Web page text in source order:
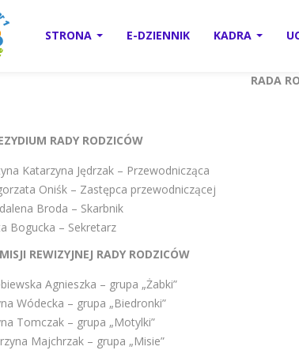
STRONA E-DZIENNIK KADRA
RADA
RADY RODZICÓW
Katarzyna Jędrzak – Przewodnicząca
Oniśk – Zastępca przewodniczącej
Broda – Skarbnik
Bogucka – Sekretarz
REWIZYJNEJ RADY RODZICÓW
Agnieszka – grupa „Żabki”
Wódecka – grupa „Biedronki”
Tomczak – grupa „Motylki”
Majchrzak – grupa „Misie”